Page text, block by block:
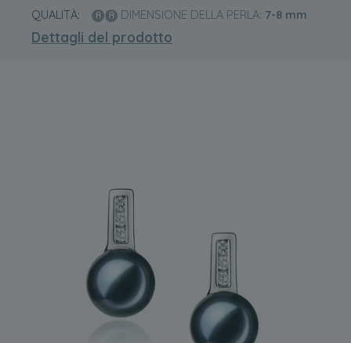
QUALITÀ: DIMENSIONE DELLA PERLA: 7-8 mm
Dettagli del prodotto